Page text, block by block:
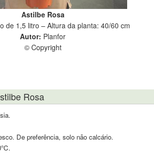
Astilbe Rosa
de 1,5 litro – Altura da planta: 40/60 cm
Autor: Planfor
© Copyright
Rosa
De preferência, solo não calcário.